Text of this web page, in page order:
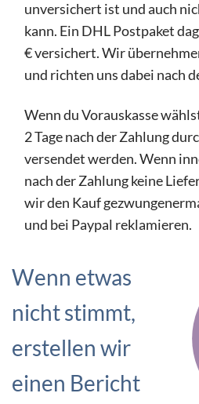
unversichert ist und auch
kann. Ein DHL Postpaket
€ versichert. Wir
und richten uns dabei nach
Wenn du Vorauskasse
2 Tage nach der Zahlung
versendet werden. Wenn
nach der Zahlung keine
wir den Kauf
und bei Paypal reklamieren.
Wenn etwas
nicht stimmt,
erstellen wir
einen Bericht